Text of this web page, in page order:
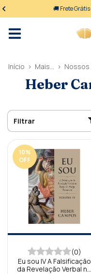
🚚 Frete
Início > Mais... >
Heber
Filtrar
10%
OFF
(0)
Eu sou IV A Falsificação
da Revelação Verbal no